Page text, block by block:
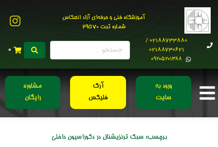
آموزشگاه فنی و حرفه‌ای آزاد انعکاس
شماره ثبت 29570
02188733880 /
02188730621
0۹۲۰۵۲۰۱۳۸۸
0
ورود به
سایت
آرک
فلیکس
مشاوره
رایگان
برچسب:سبک ترنزیشنال در دکوراسیون داخلی